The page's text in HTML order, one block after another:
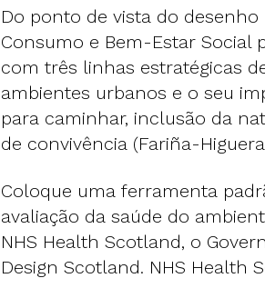
Do ponto de vista do
Consumo e Bem-Estar
com três linhas estratégicas
ambientes urbanos e o seu
para caminhar, inclusão da
de convivência (Fariña-
Coloque uma ferramenta
avaliação da saúde do
NHS Health Scotland, o
Design Scotland. NHS Health